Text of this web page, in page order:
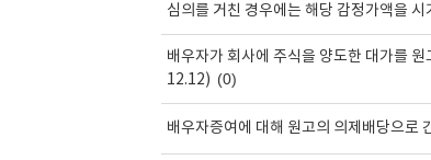
심의를 거친 경우에는 해당 감정가액을
배우자가 회사에 주식을 양도한 대가를
12.12) (0)
배우자증여에 대해 원고의 의제배당으